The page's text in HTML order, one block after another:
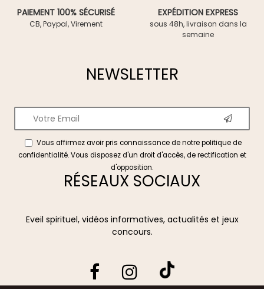
PAIEMENT 100% SÉCURISÉ
CB, Paypal, Virement
EXPÉDITION EXPRESS
sous 48h, livraison dans la
semaine
NEWSLETTER
Vous affirmez avoir pris connaissance de notrepolitique de
confidentialité. Vous disposez d'un droit d'accès, de rectification et
d'opposition.
RÉSEAUX SOCIAUX
Eveil spirituel, vidéos informatives, actualités et jeux
concours.